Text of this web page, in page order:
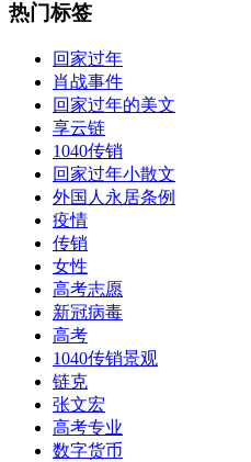
热门标签
回家过年
肖战事件
回家过年的美文
享云链
1040传销
回家过年小散文
外国人永居条例
疫情
传销
女性
高考志愿
新冠病毒
高考
1040传销景观
链克
张文宏
高考专业
数字货币